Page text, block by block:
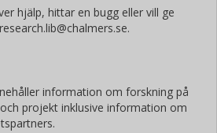
hjälp, hittar en bugg eller vill ge
information om forskning på
projekt inklusive information om